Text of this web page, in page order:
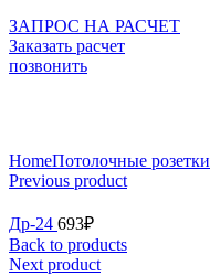
ЗАПРОС НА РАСЧЕТ
Заказать расчет
позвонить
HomeПотолочные розетки
Previous product
Др-24 693₽
Back to products
Next product